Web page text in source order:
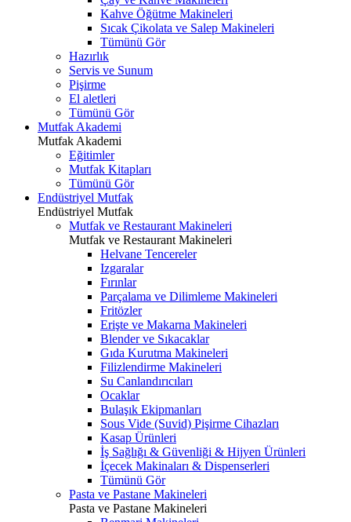
Kahve Öğütme Makineleri
Sıcak Çikolata ve Salep Makineleri
Tümünü Gör
Hazırlık
Servis ve Sunum
Pişirme
El aletleri
Tümünü Gör
Mutfak Akademi
Mutfak Akademi
Eğitimler
Mutfak Kitapları
Tümünü Gör
Endüstriyel Mutfak
Endüstriyel Mutfak
Mutfak ve Restaurant Makineleri
Mutfak ve Restaurant Makineleri
Helvane Tencereler
Izgaralar
Fırınlar
Parçalama ve Dilimleme Makineleri
Fritözler
Erişte ve Makarna Makineleri
Blender ve Sıkacaklar
Gıda Kurutma Makineleri
Filizlendirme Makineleri
Su Canlandırıcıları
Ocaklar
Bulaşık Ekipmanları
Sous Vide (Suvid) Pişirme Cihazları
Kasap Ürünleri
İş Sağlığı & Güvenliği & Hijyen Ürünleri
İçecek Makinaları & Dispenserleri
Tümünü Gör
Pasta ve Pastane Makineleri
Pasta ve Pastane Makineleri